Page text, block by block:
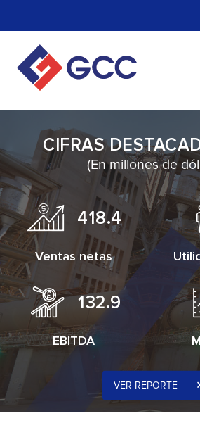
CIFRAS
(En millones de
418.4
Ventas netas
132.9
EBITDA
VER REPORTE